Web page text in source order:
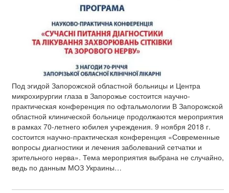
Под эгидой Запорожской областной больницы и Центра
микрохирургии глаза в Запорожье состоится научно-
практическая конференция по офтальмологии В Запорожской
областной клинической больнице продолжаются мероприятия
в рамках 70-летнего юбилея учреждения. 9 ноября 2018 г.
состоится научно-практическая конференция «Современные
вопросы диагностики и лечения заболеваний сетчатки и
зрительного нерва». Тема мероприятия выбрана не случайно,
ведь по данным МОЗ Украины…